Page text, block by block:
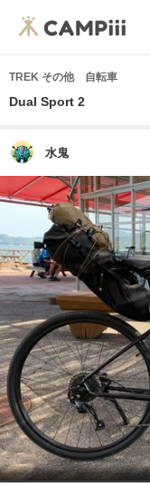
TREK その他 自転車
Dual Sport 2
水鬼